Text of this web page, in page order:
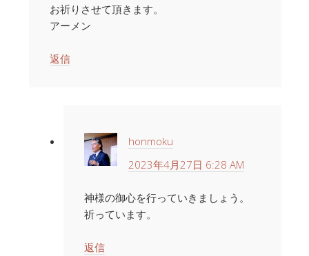
お祈りさせて頂きます。
アーメン
返信
honmoku
2023年4月27日 6:28 AM
神様の御心を行っていきましょう。
祈っています。
返信